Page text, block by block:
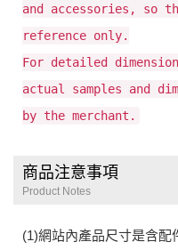
and accessories, so
reference only.
For detailed
actual samples and
by the merchant.
商品注意事項
Product Notes
(1)網站內產品尺寸是含